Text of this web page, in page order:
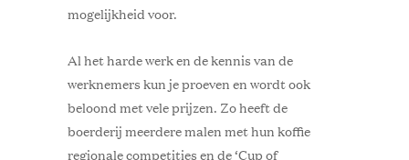
mogelijkheid voor.
Al het harde werk en de kennis van de
werknemers kun je proeven en wordt ook
beloond met vele prijzen. Zo heeft de
boerderij meerdere malen met hun koffie
regionale competities en de ‘Cup of